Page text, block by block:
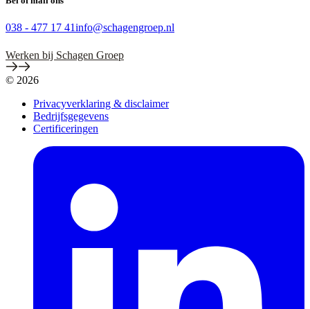
038 - 477 17 41info@schagengroep.nl
Werken bij Schagen Groep
© 2026
Privacyverklaring & disclaimer
Bedrijfsgegevens
Certificeringen